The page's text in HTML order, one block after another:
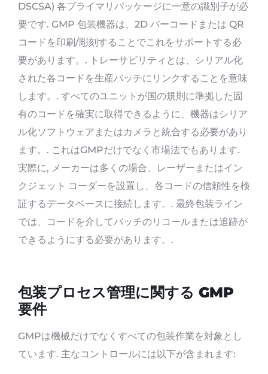
DSCSA) 各プライマリパッケージに一意の識別子が必
要です. GMP 包装機器は、2D バーコードまたは QR
コードを印刷/彫刻することでこれをサポートする必
要があります。. トレーサビリティとは、シリアル化
された各コードを生産バッチにリンクすることを意味
します。. すべてのユニットが国の規則に準拠した固
有のコードを確実に取得できるように、機器はシリア
ル化ソフトウェアまたはカメラと統合する必要があり
ます。. これはGMPだけでなく市場法でもあります.
実際に, メーカーは多くの場合、レーザーまたはイン
クジェット コーダーを設置し、各コードの信頼性を検
証するデータベースに接続します。. 最終包装ライン
では、コードを介してバッチのリコールまたは追跡が
できるようにする必要があります。.
包装プロセス管理に関する GMP
要件
GMPは機械だけでなくすべての包装作業を対象とし
ています. 主なコントロールには以下が含まれます: